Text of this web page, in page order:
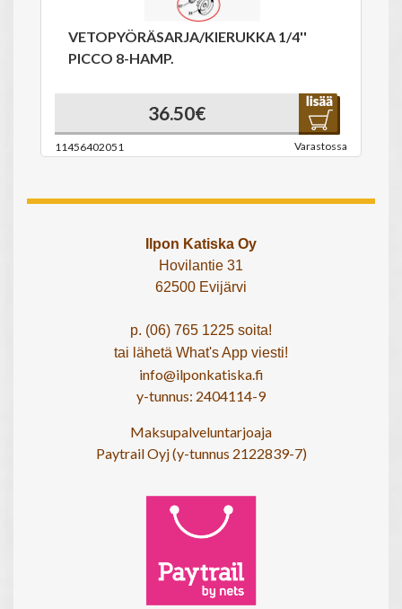
VETOPYÖRÄSARJA/KIERUKKA 1/4''
PICCO 8-HAMP.
36.50€
11456402051 Varastossa
Ilpon Katiska Oy
Hovilantie 31
62500 Evijärvi
p. (06) 765 1225 soita!
tai lähetä What's App viesti!
info@ilponkatiska.fi
y-tunnus: 2404114-9
Maksupalveluntarjoaja
Paytrail Oyj (y-tunnus 2122839-7)